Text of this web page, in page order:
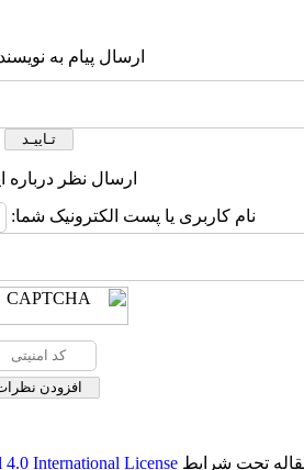
ارسال پیام به
ارسال نظر درباره
نام کاربری یا پست الکترونیک شما:
تحت شرایطInternational License